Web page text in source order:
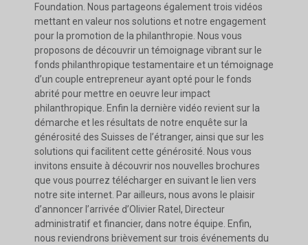
Foundation. Nous partageons également trois vidéos
mettant en valeur nos solutions et notre engagement
pour la promotion de la philanthropie. Nous vous
proposons de découvrir un témoignage vibrant sur le
fonds philanthropique testamentaire et un témoignage
d’un couple entrepreneur ayant opté pour le fonds
abrité pour mettre en oeuvre leur impact
philanthropique. Enfin la dernière vidéo revient sur la
démarche et les résultats de notre enquête sur la
générosité des Suisses de l’étranger, ainsi que sur les
solutions qui facilitent cette générosité. Nous vous
invitons ensuite à découvrir nos nouvelles brochures
que vous pourrez télécharger en suivant le lien vers
notre site internet. Par ailleurs, nous avons le plaisir
d’annoncer l’arrivée d’Olivier Ratel, Directeur
administratif et financier, dans notre équipe. Enfin,
nous reviendrons brièvement sur trois événements du